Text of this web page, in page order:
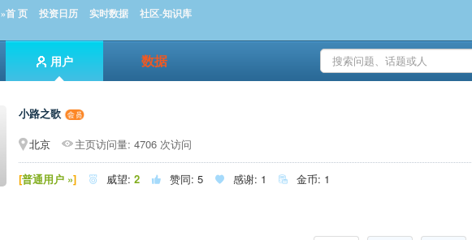
»首 页 投资日历 实时数据 社区-知识库
用户 数据
小路之歌
北京
主页访问量: 4706 次访问
[普通用户 »]  威望: 2  赞同: 5  感谢: 1  金币: 1